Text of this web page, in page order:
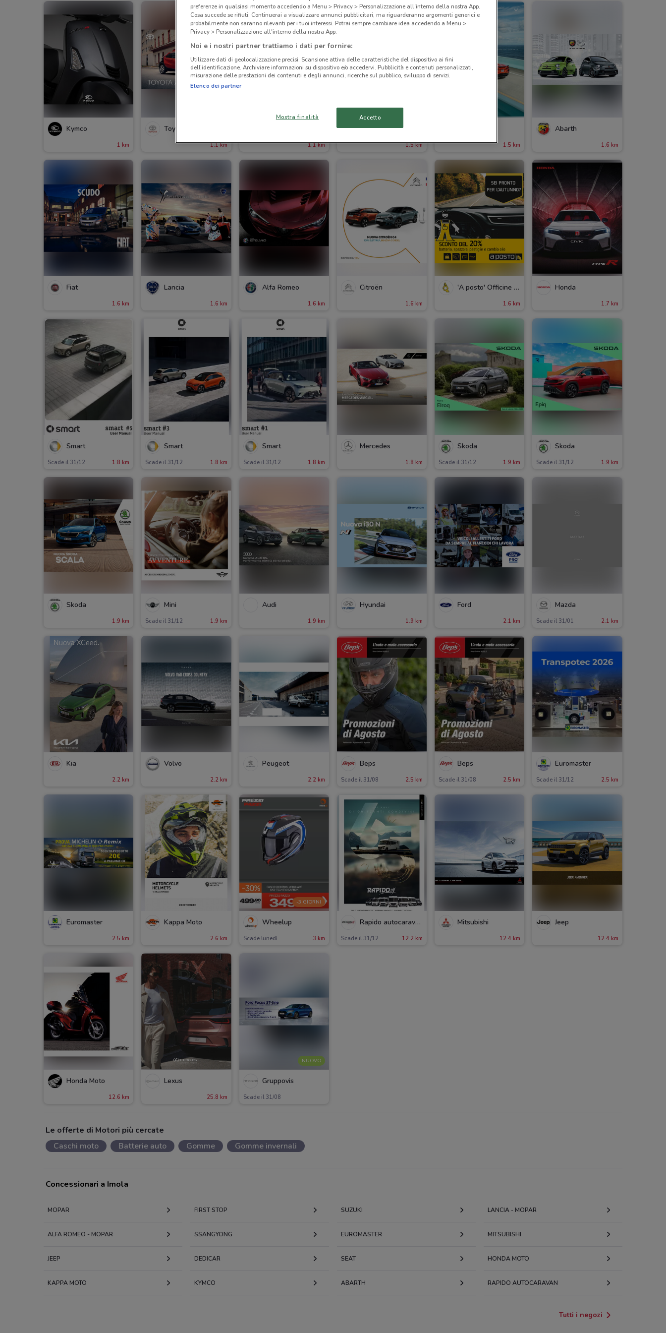
Kymco
1 km
Toyota
1.1 km 1.1 km
Bosch Car Service
1.5 km 1.5 km
Abarth
1.6 km
Fiat
1.6 km
Lancia
1.6 km
Alfa Romeo
1.6 km
Citroën
1.6 km
'A posto' Officine e Carrozzerie
1.6 km
Honda
1.7 km
Smart
Scade il 31/12 1.8 km
Smart
Scade il 31/12 1.8 km
Smart
Scade il 31/12 1.8 km
Mercedes
1.8 km
Skoda
Scade il 31/12 1.9 km
Skoda
Scade il 31/12 1.9 km
Skoda
1.9 km
Mini
Scade il 31/12 1.9 km
Audi
1.9 km
Hyundai
1.9 km
Ford
2.1 km
Mazda
Scade il 31/01 2.1 km
Kia
2.2 km
Volvo
2.2 km
Peugeot
2.2 km
Beps
Scade il 31/08 2.5 km
Beps
Scade il 31/08 2.5 km
Euromaster
Scade il 31/12 2.5 km
Euromaster
2.5 km
Kappa Moto
2.6 km
-3 GIORNI
Wheelup
Scade lunedì 3 km
Rapido autocaravan
Scade il 31/12 12.2 km
Mitsubishi
12.4 km
Jeep
12.4 km
Honda Moto
12.6 km
Lexus
25.8 km
NUOVO
Gruppovis
Scade il 31/08
Le offerte di Motori più cercate
Caschi moto
Batterie auto Gomme Gomme invernali
Concessionari a Imola
MOPAR FIRST STOP SUZUKI LANCIA - MOPAR
ALFA ROMEO - MOPAR SSANGYONG EUROMASTER MITSUBISHI
JEEP DEDICAR SEAT HONDA MOTO
KAPPA MOTO KYMCO ABARTH RAPIDO AUTOCARAVAN
Tutti i negozi
preferenze in qualsiasi momento accedendo a Menu > Privacy > Personalizzazione all'interno della nostra App.
Cosa succede se rifiuti: Continuerai a visualizzare annunci pubblicitari, ma riguarderanno argomenti generici e
probabilmente non saranno rilevanti per i tuoi interessi. Potrai sempre cambiare idea accedendo a Menu >
Privacy > Personalizzazione all'interno della nostra App.
Noi e i nostri partner trattiamo i dati per fornire:
Utilizzare dati di geolocalizzazione precisi. Scansione attiva delle caratteristiche del dispositivo ai fini
dell’identificazione. Archiviare informazioni su dispositivo e/o accedervi. Pubblicità e contenuti personalizzati,
misurazione delle prestazioni dei contenuti e degli annunci, ricerche sul pubblico, sviluppo di servizi.
Elenco dei partner
Mostra finalità Accetto